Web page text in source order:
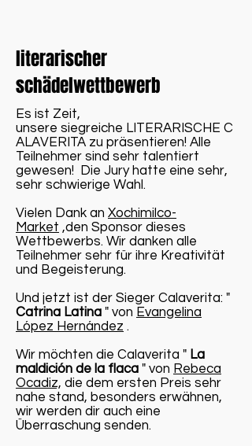
literarischer
schädelwettbewerb
Es ist Zeit,
unsere siegreiche LITERARISCHE C
ALAVERITA zu präsentieren! Alle
Teilnehmer sind sehr talentiert
gewesen! Die Jury hatte eine sehr,
sehr schwierige Wahl.
Vielen Dank an Xochimilco-
Market ,den Sponsor dieses
Wettbewerbs. Wir danken alle
Teilnehmer sehr für ihre Kreativität
und Begeisterung.
Und jetzt ist der Sieger Calaverita: "
Catrina Latina " von Evangelina
López Hernández .
Wir möchten die Calaverita " La
maldición de la flaca " von Rebeca
Ocadiz, die dem ersten Preis sehr
nahe stand, besonders erwähnen,
wir werden dir auch eine
Überraschung senden.